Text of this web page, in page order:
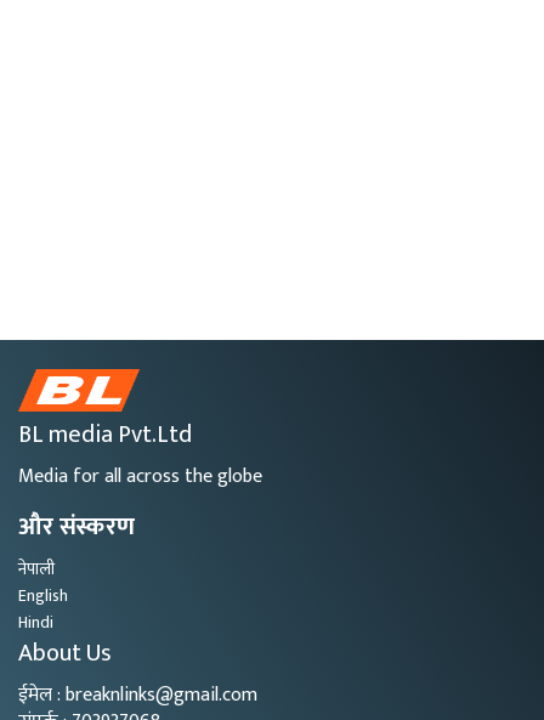
BL media Pvt.Ltd
Media for all across the globe
और संस्करण
नेपाली
English
Hindi
About Us
ईमेल : breaknlinks@gmail.com